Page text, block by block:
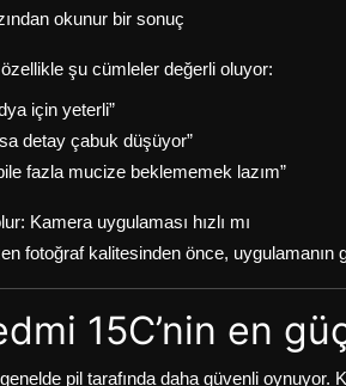
okunur bir sonuç
şu cümleler değerli oluyor:
için yeterli”
detay çabuk düşüyor”
fazla mucize beklememek lazım”
Kamera uygulaması hızlı mı
fotoğraf kalitesinden önce, uygulamanın
15C’nin en
pil tarafında daha güvenli oynuyor.